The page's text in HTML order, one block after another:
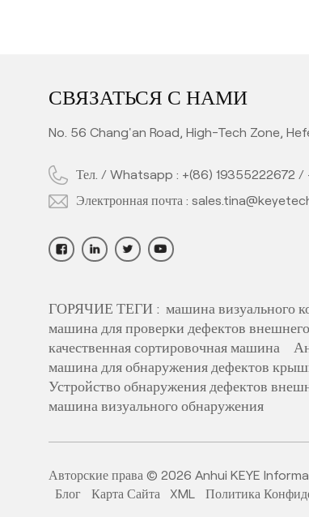
СВЯЗАТЬСЯ С НАМИ
No. 56 Chang'an Road, High-Tech Zone,
Тел. / Whatsapp : +(86) 19355222672 /
Электронная почта :
ГОРЯЧИЕ ТЕГИ : машина визуального
машина для проверки дефектов
качественная сортировочная машина
машина для обнаружения дефектов
Устройство обнаружения дефектов
машина визуального обнаружения
Авторские права © 2026 Anhui KEYE
Блог
Карта Сайта XML Политика